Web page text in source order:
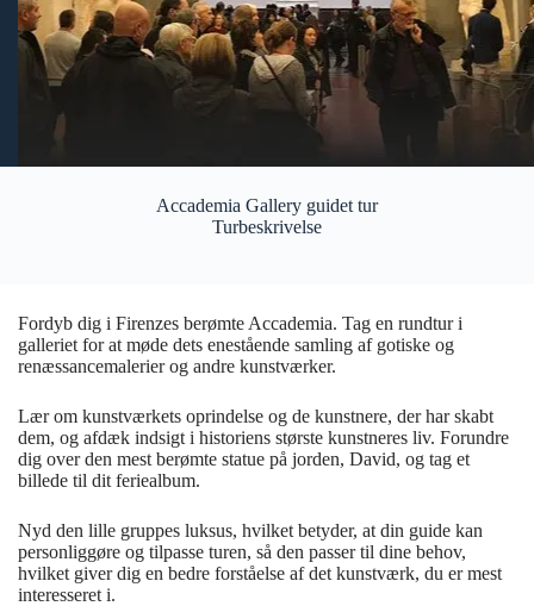
Accademia Gallery guidet tur
Turbeskrivelse
Fordyb dig i Firenzes berømte Accademia. Tag en rundtur i
galleriet for at møde dets enestående samling af gotiske og
renæssancemalerier og andre kunstværker.
Lær om kunstværkets oprindelse og de kunstnere, der har skabt
dem, og afdæk indsigt i historiens største kunstneres liv. Forundre
dig over den mest berømte statue på jorden, David, og tag et
billede til dit feriealbum.
Nyd den lille gruppes luksus, hvilket betyder, at din guide kan
personliggøre og tilpasse turen, så den passer til dine behov,
hvilket giver dig en bedre forståelse af det kunstværk, du er mest
interesseret i.